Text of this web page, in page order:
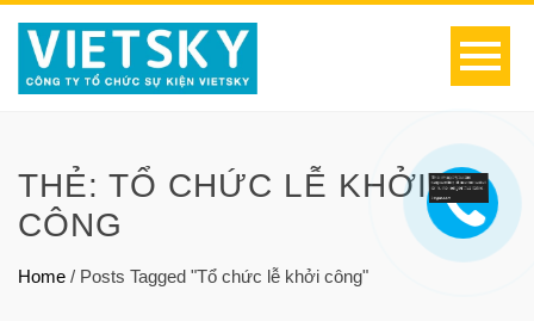
THẺ: TỔ CHỨC LỄ KHỞI
CÔNG
Home / Posts Tagged "Tổ chức lễ khởi công"